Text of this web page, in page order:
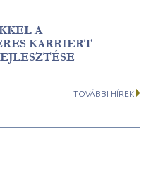
A
KARRIERT
TOVÁBBI HÍREK